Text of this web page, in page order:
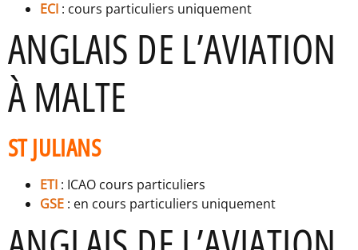
ECI : cours particuliers uniquement
ANGLAIS DE L’AVIATION
À MALTE
ST JULIANS
ETI : ICAO cours particuliers
GSE : en cours particuliers uniquement